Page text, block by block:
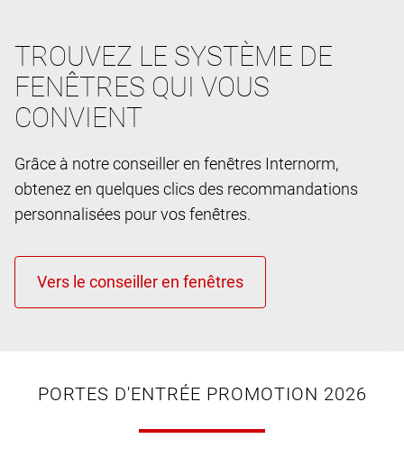
TROUVEZ LE SYSTÈME DE
FENÊTRES QUI VOUS
CONVIENT
Grâce à notre conseiller en fenêtres Internorm,
obtenez en quelques clics des recommandations
personnalisées pour vos fenêtres.
PORTES D'ENTRÉE PROMOTION 2026